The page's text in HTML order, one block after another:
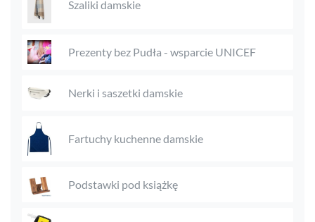
Szaliki damskie
Prezenty bez Pudła - wsparcie UNICEF
Nerki i saszetki damskie
Fartuchy kuchenne damskie
Podstawki pod książkę